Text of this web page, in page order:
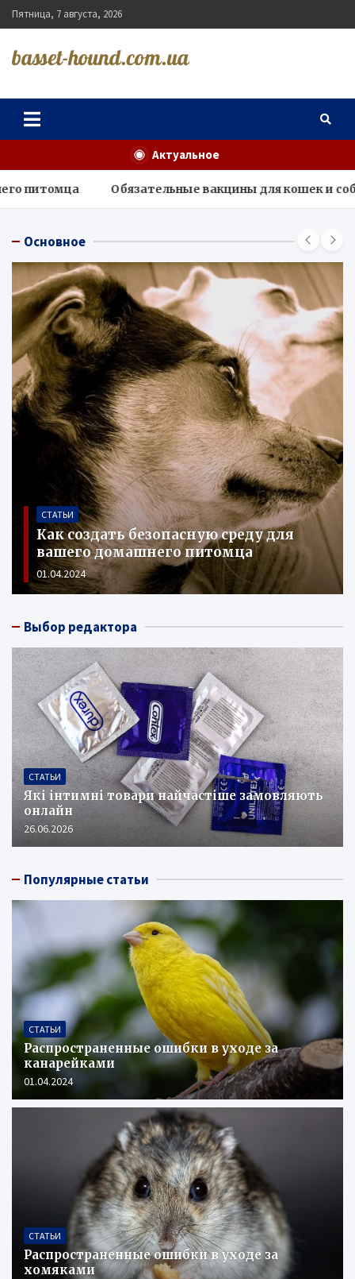
Skip
to
Пятница, 7 августа, 2026
basset-hound.com.ua
Актуальное
Обязательные вакцины для кошек и собак
Основное
среду для
питомца
СТАТЬИ
Обязательные
собак
01.04.2024
Выбор редактора
СТАТЬИ
Які інтимні товари найчастіше замовляють
онлайн
26.06.2026
Популярные статьи
СТАТЬИ
Распространенные ошибки в уходе за
канарейками
01.04.2024
СТАТЬИ
Распространенные ошибки в уходе за
хомяками